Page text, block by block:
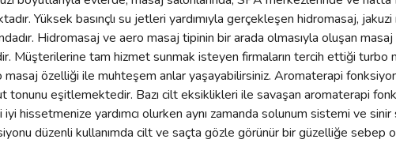
Yüksek basınçlı su jetleri yardımıyla gerçekleşen hidromasaj,
Hidromasaj ve aero masaj tipinin bir arada olmasıyla oluşan
Müşterilerine tam hizmet sunmak isteyen firmaların tercih ettiği
özelliği ile muhteşem anlar yaşayabilirsiniz. Aromaterapi
tonunu eşitlemektedir. Bazı cilt eksiklikleri ile savaşan aromaterapi
hissetmenize yardımcı olurken aynı zamanda solunum sistemi ve
düzenli kullanımda cilt ve saçta gözle görünür bir güzelliğe sebep